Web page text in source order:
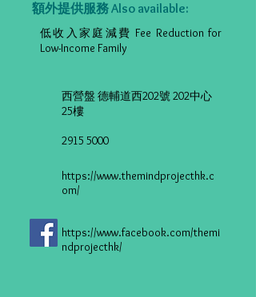
額外提供服務 Also available:
低收入家庭減費 Fee Reduction for
Low-Income Family
西營盤 德輔道西202號 202中心
25樓
2915 5000
https://www.themindprojecthk.c
om/
https://www.facebook.com/themi
ndprojecthk/